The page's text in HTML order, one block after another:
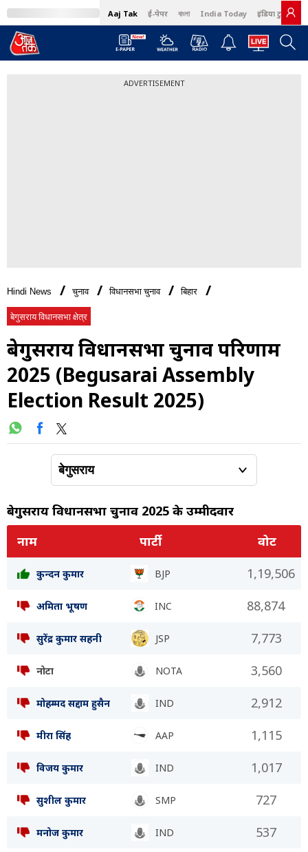
Aaj Tak ई-पेपर বাংলা India Today इंडिया टुडे हिंदी
ADVERTISEMENT
Hindi News चुनाव विधानसभा चुनाव बिहार
बेगुसराय विधानसभा क्षेत्र
बेगुसराय विधानसभा चुनाव परिणाम
2025 (Begusarai Assembly
Election Result 2025)
बेगुसराय विधानसभा चुनाव 2025 के उम्मीदवार
नाम
पार्टी वोट
कुन्दन कुमार BJP 1,19,506
अमिता भूषण INC 88,874
सुरेंद्र कुमार सहनी JSP 7,773
नोटा NOTA 3,560
मोहम्मद सद्दाम हुसैन IND 2,912
मीरा सिंह AAP 1,115
विजय कुमार IND 1,017
सुशील कुमार SMP 727
मनोज कुमार IND 537